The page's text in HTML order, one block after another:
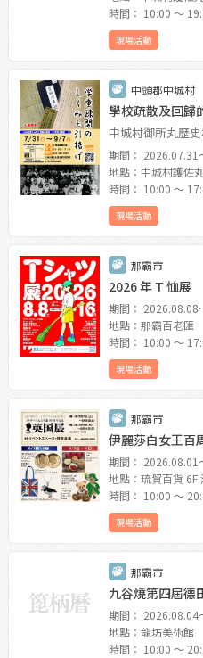
時間： 10:00 〜
現場活動
中頭郡中城村
學校疏散及回歸
中城村御所丸歷
期間： 2026.07.31
地點：中城村護佐
時間： 10:00 〜
現場活動
那霸市
2026 年 T 恤展
期間： 2026.08.08
地點：那霸百老匯
時間： 10:00 〜
現場活動
那霸市
伊麗莎白女王百
期間： 2026.08.01
地點：琉貿百貨 6F
時間： 10:00 〜
現場活動
那霸市
九谷燒第四屆德
期間： 2026.08.04
地點：龍坊美術館
時間： 10:00 〜